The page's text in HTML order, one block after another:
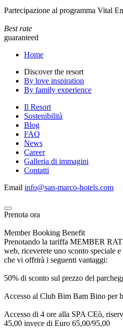
Partecipazione al programma Vital
Best rate
guaranteed
Home
Discover the resort
By love inspiration
By family experience
Il Resort
Sostenibilità
Blog
FAQ
News
Career
Galleria di immagini
Contatti
Email info@san-marco-hotels.com
Prenota ora
Member Booking Benefit
Prenotando la tariffa MEMBER
web, riceverete uno sconto speciale
che vi offrirà i seguenti vantaggi:
50% di sconto sul prezzo del
Accesso al Club Bim Bam Bino per
Accesso di 4 ore alla SPA CEò,
45,00 invece di Euro 65,00/95,00